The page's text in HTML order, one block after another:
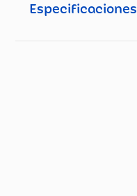
Especificaciones